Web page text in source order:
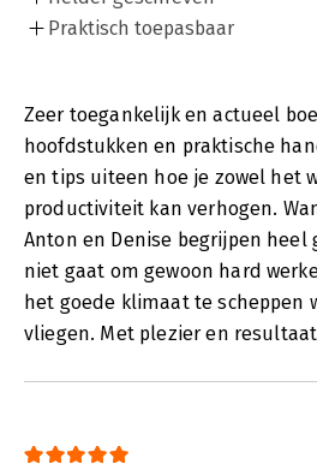
Praktisch toepasbaar
Zeer toegankelijk en actueel
hoofdstukken en praktische
en tips uiteen hoe je zowel het
productiviteit kan verhogen.
Anton en Denise begrijpen
niet gaat om gewoon hard
het goede klimaat te scheppen
vliegen. Met plezier en